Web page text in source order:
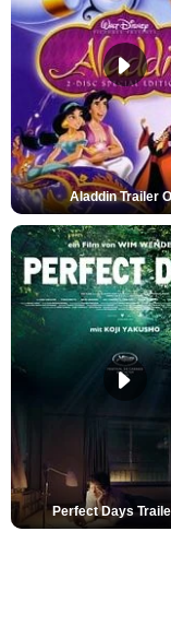
Aladdin Trailer
Perfect Days